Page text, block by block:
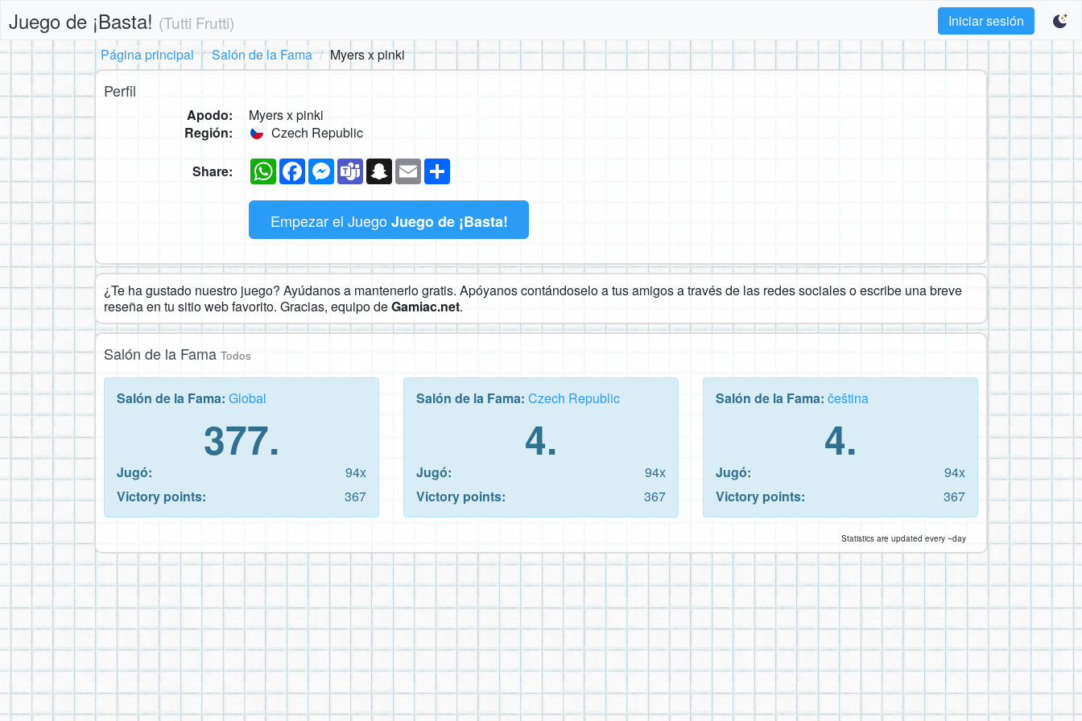
Juego de ¡Basta! (Tutti Frutti)
Iniciar sesión
Página principal
Salón de la Fama Myers x pinki
Perfil
Apodo:
Myers x pinki
Región:
Czech Republic
Share: WhatsAppFacebookMessenger
TeamsSnapchat
Email
Empezar el Juego Juego de ¡Basta!
¿Te ha gustado nuestro juego? Ayúdanos a mantenerlo gratis. Apóyanos contándoselo a tus amigos a través de las redes sociales o escribe una breve
reseña en tu sitio web favorito. Gracias, equipo deGamiac.net.
Salón de la Fama Todos
Salón de la Fama: Global
377.
Jugó:
94x
Victory points:
367
Salón de la Fama: Czech Republic
4.
Jugó:
94x
Victory points:
367
Salón de la Fama: čeština
4.
Jugó:
94x
Victory points:
367
Statistics are updated every ~day